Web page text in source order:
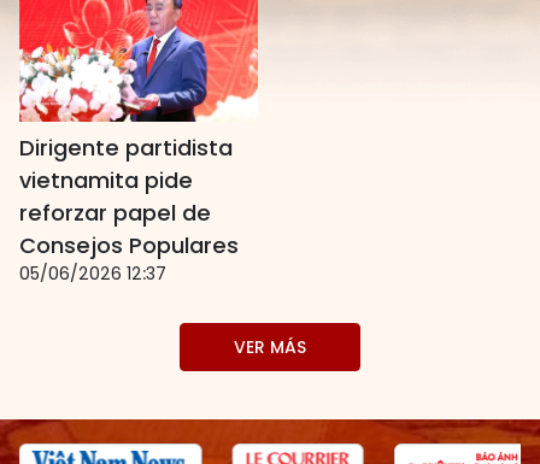
Dirigente partidista
vietnamita pide
reforzar papel de
Consejos Populares
05/06/2026 12:37
VER MÁS